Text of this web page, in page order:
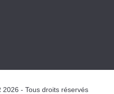
- Tous droits réservés